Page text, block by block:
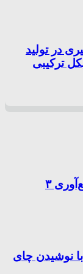
در تولید
ترکیبی
دستور سازمان غذا و دارو برای جمع‌آوری ۳
نوشیدن چای